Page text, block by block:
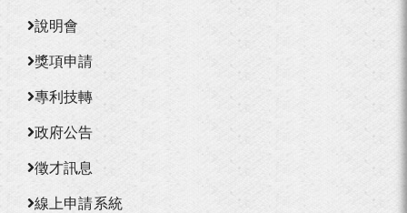
說明會
獎項申請
專利技轉
政府公告
徵才訊息
線上申請系統